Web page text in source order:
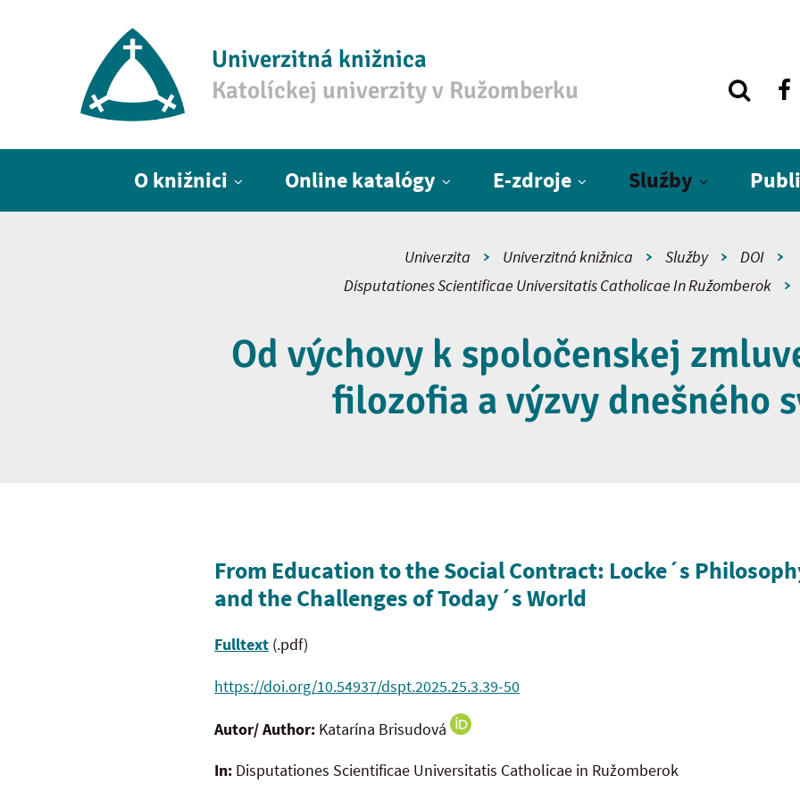
Univerzitná knižnica
Katolíckej univerzity v Ružomberku
O knižnici Online katalógy E-zdroje Služby
Univerzita Univerzitná knižnica Služby
DOI
Disputationes Scientificae Universitatis Catholicae In Ružomberok
Od výchovy k spoločenskej
filozofia a výzvy dnešného
From Education to the Social Contract: Locke´s
and the Challenges of Today´s World
Fulltext (.pdf)
https://doi.org/10.54937/dspt.2025.25.3.39-50
Autor/ Author: Katarína Brisudová
In: Disputationes Scientificae Universitatis Catholicae in Ružomberok